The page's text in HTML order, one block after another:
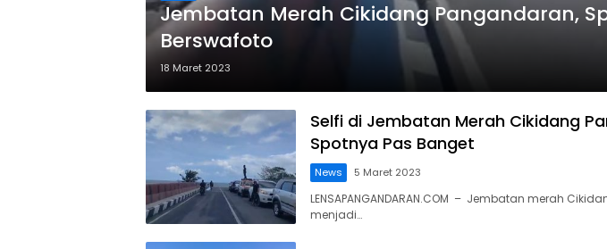
Jembatan Merah Cikidang Pangandaran,
Berswafoto
18 Maret 2023
Selfi di Jembatan Merah Cikidang
Spotnya Pas Banget
News 5 Maret 2023
LENSAPANGANDARAN.COM – Jembatan merah
menjadi…